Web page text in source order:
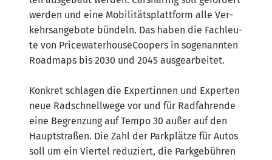
wer­den und eine Mobi­li­täts­platt­form alle Ver­
kehrs­an­ge­bo­te bün­deln. Das haben die Fach­leu­
te von Pri­ce­wa­ter­hous­e­Coo­pers in soge­nann­ten
Road­maps bis 2030 und 2045 aus­ge­ar­bei­tet.
Kon­kret schla­gen die Exper­tin­nen und Exper­ten
neue Rad­schnell­we­ge vor und für Rad­fah­ren­de
eine Begren­zung auf Tem­po 30 außer auf den
Haupt­stra­ßen. Die Zahl der Park­plät­ze für Autos
soll um ein Vier­tel redu­ziert, die Park­ge­büh­ren